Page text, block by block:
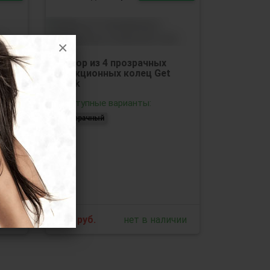
×
Набор из 4 прозрачных
эрекционных колец Get
Lock
Доступные варианты:
прозрачный
руб. нет в наличии